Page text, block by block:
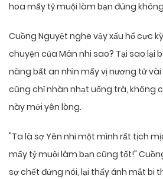
hoa mấy tỷ muội làm bạn đúng
Cuồng Nguyệt nghe vậy xấu hổ cực
chuyện của Mân nhi sao? Tại sao lại
nàng bất an nhìn mấy vị nương tử
cũng chỉ nhàn nhạt uống trà, không
này mới yên lòng.
"Ta là sợ Yên nhi một mình rất tịch
mấy tỷ muội làm bạn cũng tốt!"
sợ chết đứng nói, lại thấy ánh mắt bi